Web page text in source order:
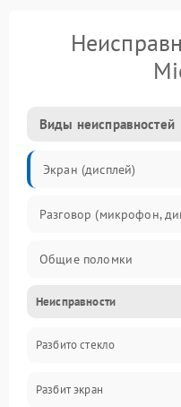
Виды неисправностей
Экран (дисплей)
Разговор (микрофон,
Общие поломки
Проблемы связи
Камеры
Проблемы с дисплеем и
Неисправности
Разбито стекло
Разбит экран